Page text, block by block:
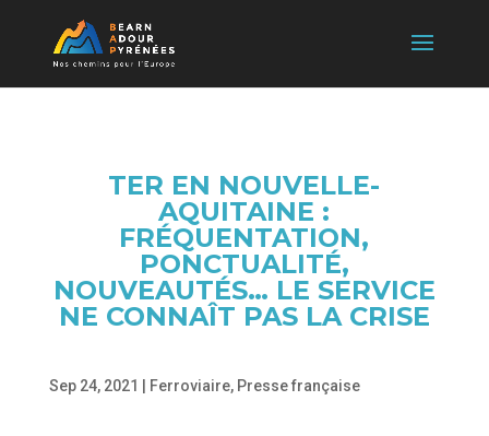
TER EN NOUVELLE-
AQUITAINE :
FRÉQUENTATION,
PONCTUALITÉ,
NOUVEAUTÉS… LE SERVICE
NE CONNAÎT PAS LA CRISE
Sep 24, 2021 Ferroviaire, Presse française